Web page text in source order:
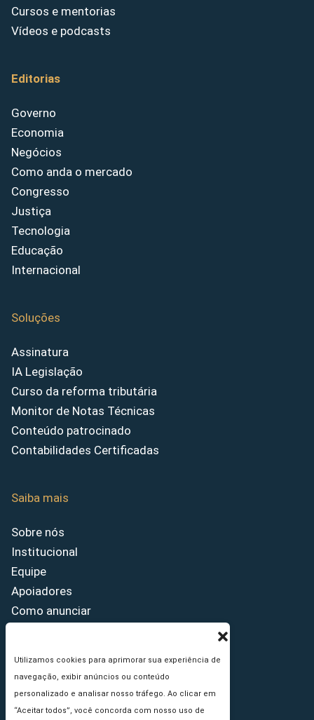
Utilizamos cookies para aprimorar sua experiência de
navegação, exibir anúncios ou conteúdo
personalizado e analisar nosso tráfego. Ao clicar em
“Aceitar todos”, você concorda com nosso uso de
Cursos e mentorias
Vídeos e podcasts
Editorias
Governo
Economia
Negócios
Como anda o mercado
Congresso
Justiça
Tecnologia
Educação
Internacional
Soluções
Assinatura
IA Legislação
Curso da reforma tributária
Monitor de Notas Técnicas
Conteúdo patrocinado
Contabilidades Certificadas
Saiba mais
Sobre nós
Institucional
Equipe
Apoiadores
Como anunciar
Princípios Editoriais